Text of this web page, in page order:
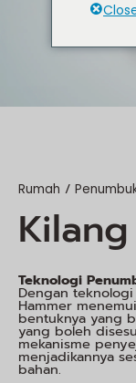
Rumah /
Teknologi
Dengan
Hammer
bentuknya yang
yang boleh
mekanisme
menjadikannya
bahan.